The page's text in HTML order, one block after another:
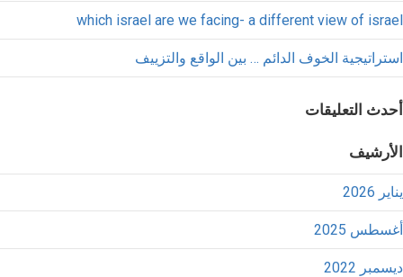
which israel are we facing- a different view of israel
استراتيجية الخوف الدائم … بين الواقع والتزييف
أحدث التعليقات
الأرشيف
يناير 2026
أغسطس 2025
ديسمبر 2022